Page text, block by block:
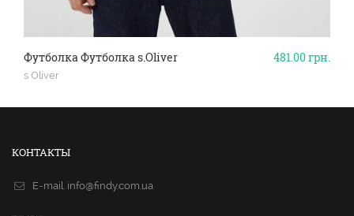
481.00грн.
Футболка Футболка s.Oliver
s Oliver
КОНТАКТЫ
E-mail. info@findy.com.ua